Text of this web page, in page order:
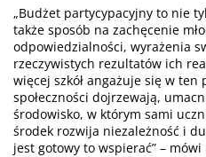
„Budżet partycypacyjny to nie
także sposób na zachęcenie
odpowiedzialności, wyrażenia
rzeczywistych rezultatów ich
więcej szkół angażuje się w ten
społeczności dojrzewają,
środowisko, w którym sami
środek rozwija niezależność i
jest gotowy to wspierać” –